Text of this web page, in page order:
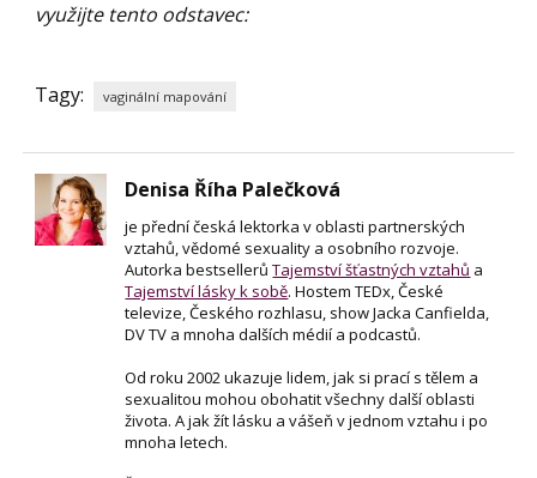
využijte tento odstavec:
Tagy: vaginální mapování
Denisa Říha Palečková
je přední česká lektorka v oblasti partnerských
vztahů, vědomé sexuality a osobního rozvoje.
Autorka bestsellerůTajemství šťastných vztahů a
Tajemství lásky k sobě. Hostem TEDx, České
televize, Českého rozhlasu, show Jacka Canfielda,
DV TV a mnoha dalších médií a podcastů.
Od roku 2002 ukazuje lidem, jak si prací s tělem a
sexualitou mohou obohatit všechny další oblasti
života. A jak žít lásku a vášeň v jednom vztahu i po
mnoha letech.